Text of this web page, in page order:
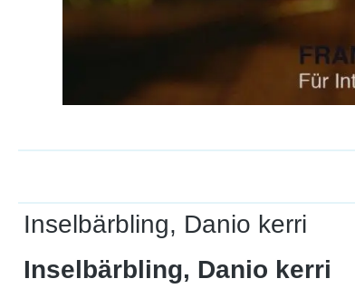
Inselbärbling, Danio kerri
Inselbärbling, Danio kerri